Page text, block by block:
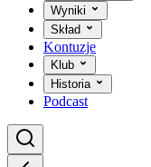
Wyniki
Skład
Kontuzje
Klub
Historia
Podcast